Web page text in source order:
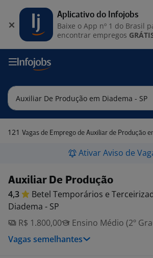
121 Vagas de Emprego de Auxiliar de Produção em
Ativar Aviso de
Auxiliar De Produção
4,3 Betel Temporários e
Diadema - SP
R$ 1.800,00
Ensino Médio (2º
Vagas semelhantes
Aplicativo do Infojobs
Baixe o App nº 1 do Brasil
encontrar empregos